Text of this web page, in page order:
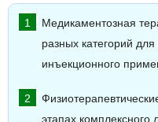
Медикаментозная
разных категорий
инъекционного
этапах комплексного